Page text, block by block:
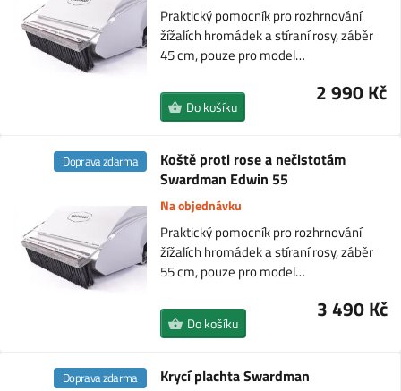
Praktický pomocník pro rozhrnování
žížalích hromádek a stíraní rosy, záběr
45 cm, pouze pro model…
2 990 Kč
Do košíku
Koště proti rose a nečistotám
Swardman Edwin 55
Doprava zdarma
Na objednávku
Praktický pomocník pro rozhrnování
žížalích hromádek a stíraní rosy, záběr
55 cm, pouze pro model…
3 490 Kč
Do košíku
Krycí plachta Swardman
Doprava zdarma